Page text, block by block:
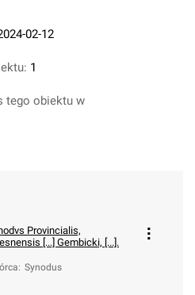
02-12
1
tego obiektu w
Provincialis,
[...] Gembicki, [...].
: Synodus